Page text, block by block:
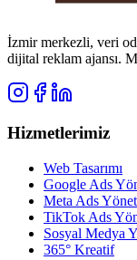
İzmir merkezli, veri
dijital reklam ajansı.
Hizmetlerimiz
Web Tasarımı
Google Ads
Meta Ads
TikTok Ads
Sosyal Medya
365° Kreatif